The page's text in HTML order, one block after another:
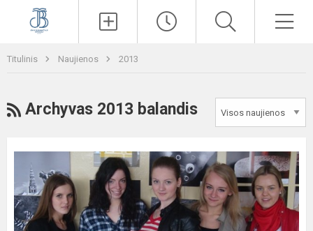
Titulinis Naujienos 2013
RSS
Archyvas 2013 balandis
mokslininkų“
konferencija